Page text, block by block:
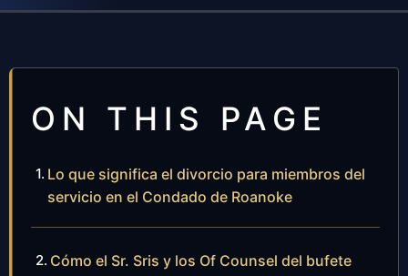
ON THIS PAGE
Lo que significa el divorcio para miembros del
servicio en el Condado de Roanoke
Cómo el Sr. Sris y los Of Counsel del bufete